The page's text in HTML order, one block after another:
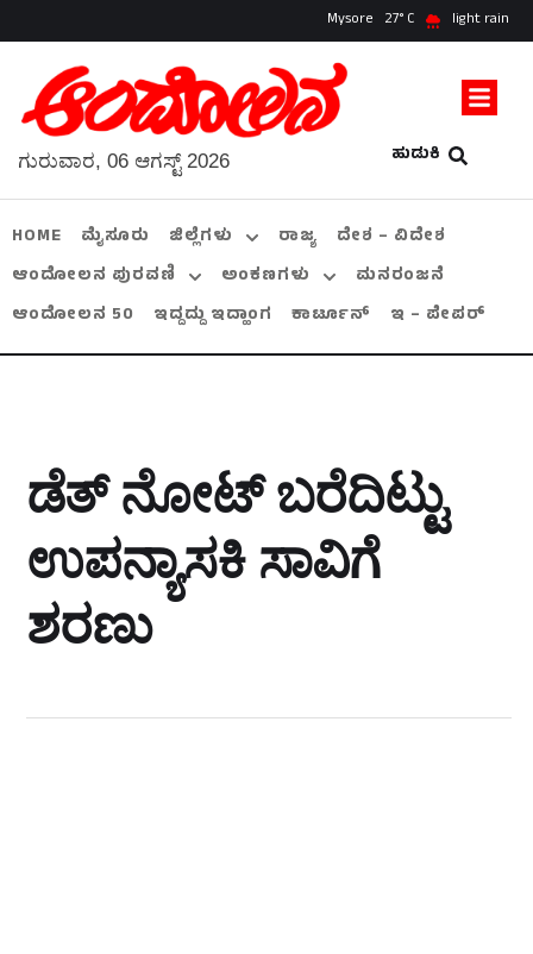
Mysore 27 light rain
ಹುಡುಕಿ
ಗುರುವಾರ, 06 ಆಗಸ್ಟ್ 2026
HOME ಮೈಸೂರು ಜಿಲ್ಲೆಗಳು ರಾಜ್ಯ
ದೇಶ – ವಿದೇಶ
ಆಂದೋಲನ ಪುರವಣಿ
ಅಂಕಣಗಳು
ಮನರಂಜನೆ
ಆಂದೋಲನ 50
ಇದ್ದದ್ದು ಇದ್ಹಾಂಗ ಕಾರ್ಟೂನ್ ಇ – ಪೇಪರ್
ಡೆತ್ ನೋಟ್ ಬರೆದಿಟ್ಟು
ಉಪನ್ಯಾಸಕಿ ಸಾವಿಗೆ
ಶರಣು